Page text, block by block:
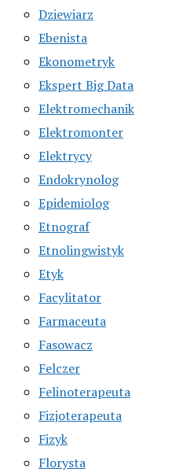
Dziewiarz
Ebenista
Ekonometryk
Ekspert Big Data
Elektromechanik
Elektromonter
Elektrycy
Endokrynolog
Epidemiolog
Etnograf
Etnolingwistyk
Etyk
Facylitator
Farmaceuta
Fasowacz
Felczer
Felinoterapeuta
Fizjoterapeuta
Fizyk
Florysta